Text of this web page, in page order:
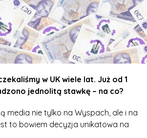
w UK.
HRT korzysta ok. 400 tysięcy
Teraz ta liczba
zwiększy.
Replacement Theraphy
stronie NHS –dostępnej
w UK wiele lat. Już od 1
jednolitą stawkę – na co?
media nie tylko na Wyspach, ale i na
to bowiem decyzja unikatowa na